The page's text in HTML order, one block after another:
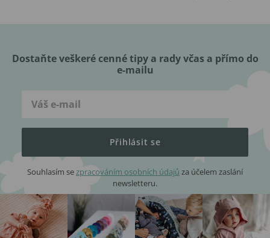
Dostaňte veškeré cenné tipy a rady včas a přímo do
e-mailu
Přihlásit se
Souhlasím se zpracováním osobních údajů za účelem zaslání
newsletteru.